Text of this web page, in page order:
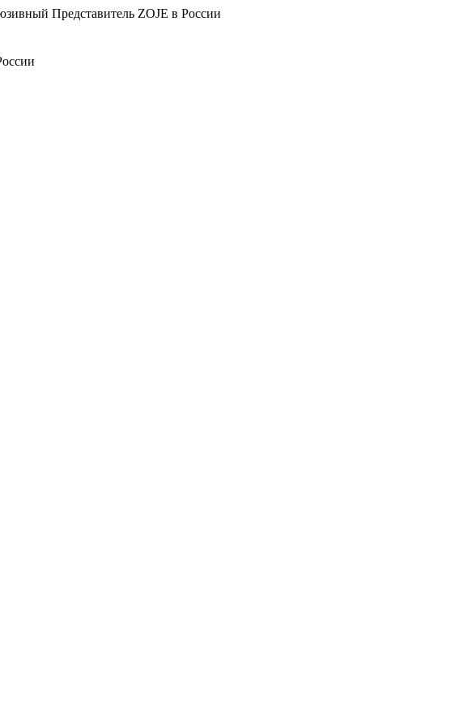
Представитель ZOJE в России